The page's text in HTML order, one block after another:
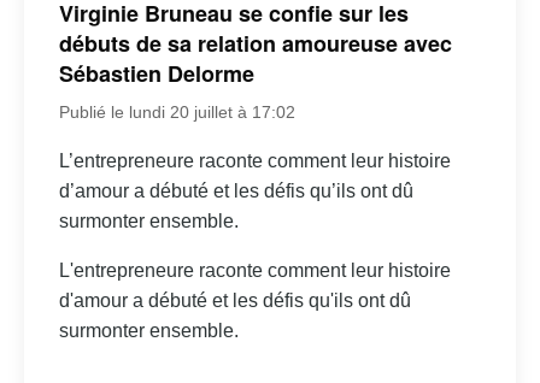
Virginie Bruneau se confie sur les
débuts de sa relation amoureuse avec
Sébastien Delorme
Publié le lundi 20 juillet à 17:02
L’entrepreneure raconte comment leur histoire
d’amour a débuté et les défis qu’ils ont dû
surmonter ensemble.
L'entrepreneure raconte comment leur histoire
d'amour a débuté et les défis qu'ils ont dû
surmonter ensemble.